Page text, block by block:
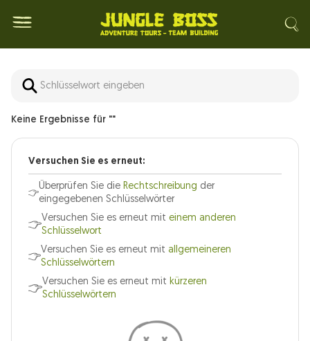
Keine Ergebnisse für ""
Versuchen Sie es erneut:
Überprüfen Sie dieRechtschreibung der
eingegebenen Schlüsselwörter
Versuchen Sie es erneut mit einem anderen
Schlüsselwort
Versuchen Sie es erneut mit allgemeineren
Schlüsselwörtern
Versuchen Sie es erneut mit kürzeren
Schlüsselwörtern